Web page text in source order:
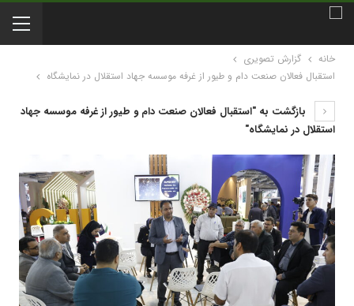
خانه
گزارش تصویری
استقبال فعالان صنعت دام و طیور از غرفه موسسه جهاد استقلال در نمایشگاه
بازگشت به "استقبال فعالان صنعت دام و طیور از غرفه موسسه جهاد
استقلال در نمایشگاه"